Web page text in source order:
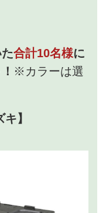
合計10名様に
※カラーは選
】